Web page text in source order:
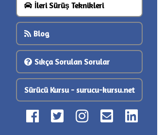
İleri Sürüş Teknikleri
Blog
Sıkça Sorulan Sorular
Sürücü Kursu - surucu-kursu.net